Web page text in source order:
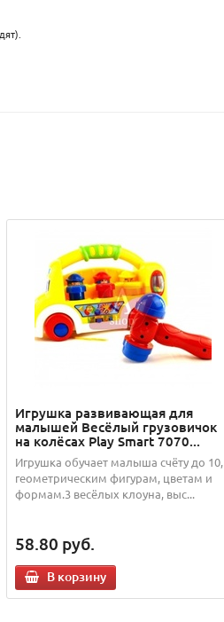
Игрушка развивающая для
малышей Весёлый грузовичок
на колёсах Play Smart 7070...
Игрушка обучает малыша счёту до 10,
геометрическим фигурам, цветам и
формам.3 весёлых клоуна, выс...
58.80 руб.
В корзину